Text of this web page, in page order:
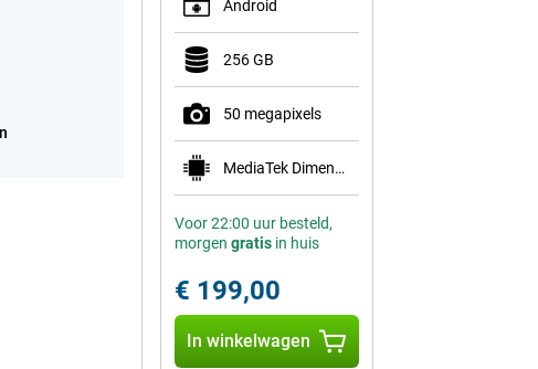
Android
256 GB
50 megapixels
MediaTek Dimensity 6100+
Voor 22:00 uur besteld,
morgen gratis in huis
€ 199,00
In winkelwagen